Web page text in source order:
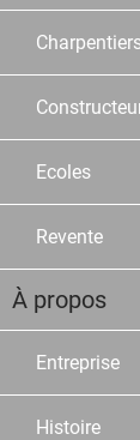
Ecoles
Revente
À propos
Entreprise
Histoire